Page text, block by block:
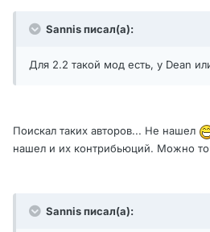
Sannis писал(а):
Для 2.2 такой мод есть, у Dean
Поискал таких авторов... Не нашел
нашел и их контрибьюций. Можно
Sannis писал(а):